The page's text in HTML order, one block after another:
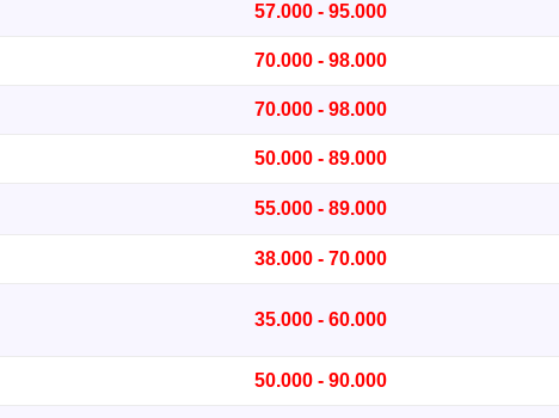
57.000 - 95.000
70.000 - 98.000
70.000 - 98.000
50.000 - 89.000
55.000 - 89.000
38.000 - 70.000
35.000 - 60.000
50.000 - 90.000